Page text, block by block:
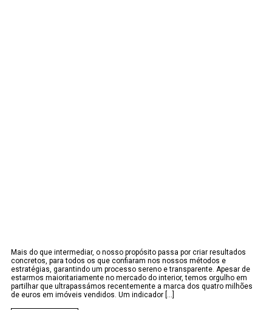
Mais do que intermediar, o nosso propósito passa por criar resultados
concretos, para todos os que confiaram nos nossos métodos e
estratégias, garantindo um processo sereno e transparente. Apesar de
estarmos maioritariamente no mercado do interior, temos orgulho em
partilhar que ultrapassámos recentemente a marca dos quatro milhões
de euros em imóveis vendidos. Um indicador [...]